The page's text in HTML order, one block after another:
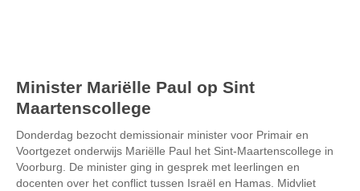
Minister Mariëlle Paul op Sint
Maartenscollege
Donderdag bezocht demissionair minister voor Primair en
Voortgezet onderwijs Mariëlle Paul het Sint-Maartenscollege in
Voorburg. De minister ging in gesprek met leerlingen en
docenten over het conflict tussen Israël en Hamas. Midvliet